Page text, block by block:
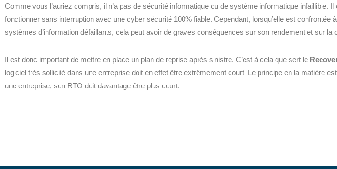
Comme vous l’auriez compris, il n’a pas de sécurité informatique ou de système informatique infaillible. Il
fonctionner sans interruption avec une cyber sécurité 100% fiable. Cependant, lorsqu’elle est confrontée
systèmes d’information défaillants, cela peut avoir de graves conséquences sur son rendement et sur la
Il est donc important de mettre en place un plan de reprise après sinistre. C’est à cela que sert le
logiciel très sollicité dans une entreprise doit en effet être extrêmement court. Le principe en la matière
une entreprise, son RTO doit davantage être plus court.